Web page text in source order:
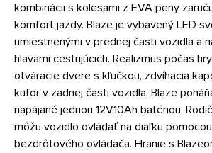
kombinácii s kolesami z EVA peny
komfort jazdy. Blaze je vybavený LED
umiestnenými v prednej časti vozidla a
hlavami cestujúcich. Realizmus počas
otváracie dvere s kľučkou, zdvíhacia
kufor v zadnej časti vozidla. Blaze
napájané jednou 12V10Ah batériou.
môžu vozidlo ovládať na diaľku
bezdrôtového ovládača. Hranie s